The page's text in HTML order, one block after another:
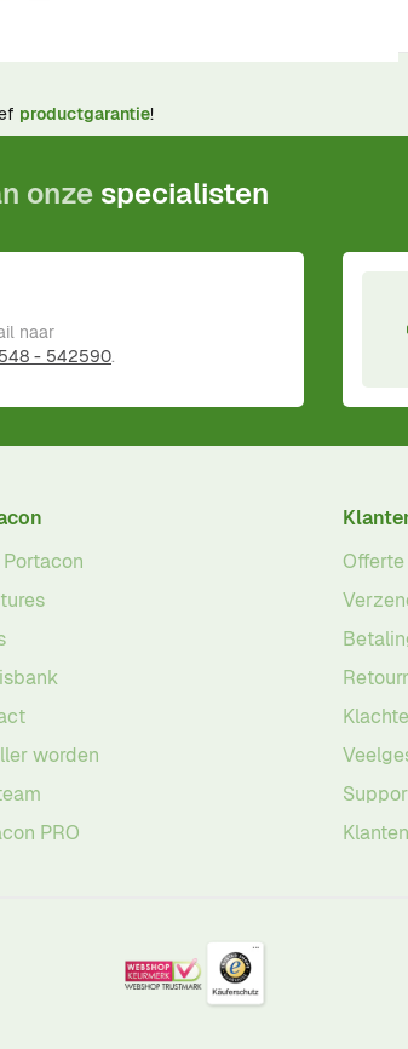
productgarantie!
onze specialisten
naar
- 542590.
worden
PRO